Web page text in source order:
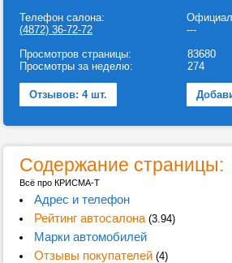
Телефон салона:
(4872) 36-72-72
---
Просмотров страницы:
Просмотры за неделю:
83680
274
Отзывов: 4 шт.
Содержание страницы:
Всё про КРИСМА-Т
Адрес и телефон
Рейтинг автосалона(3.94)
Марки автомобилей
Отзывы покупателей(4)